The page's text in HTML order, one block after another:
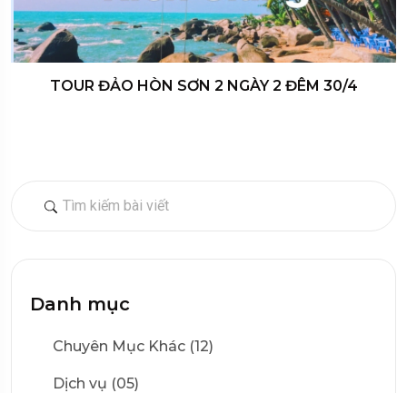
Danh mục
Chuyên Mục Khác (12)
Dịch vụ (05)
TOUR ĐẢO HÒN SƠN 2 NGÀY 2 ĐÊM 30/4